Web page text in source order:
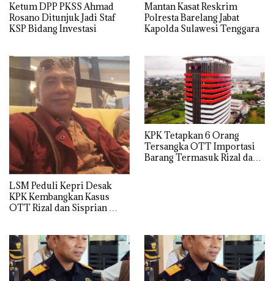
Ketum DPP PKSS Ahmad
Rosano Ditunjuk Jadi Staf
KSP Bidang Investasi
Mantan Kasat Reskrim
Polresta Barelang Jabat
Kapolda Sulawesi Tenggara
LSM Peduli Kepri Desak
KPK Kembangkan Kasus
OTT Rizal dan Sisprian
KPK Tetapkan 6 Orang
Tersangka OTT Importasi
Barang Termasuk Rizal dan